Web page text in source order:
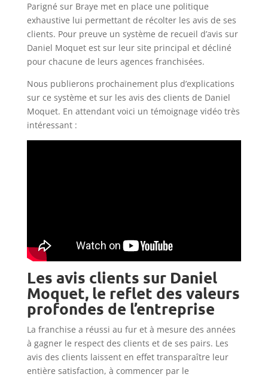
Parigné sur Braye met en place une politique
exhaustive lui permettant de récolter les avis de ses
clients. Pour preuve un système de recueil d’avis sur
Daniel Moquet est sur leur site principal et décliné
pour chacune de leurs agences franchisées.
Nous publierons prochainement plus d’explications
sur ce système et sur les avis des clients de Daniel
Moquet. En attendant voici un témoignage vidéo très
intéressant :
Les avis clients sur Daniel
Moquet, le reflet des valeurs
profondes de l’entreprise
La franchise a réussi au fur et à mesure des années
à gagner le respect des clients et de ses pairs. Les
avis des clients laissent en effet transparaître leur
entière satisfaction, à commencer par le